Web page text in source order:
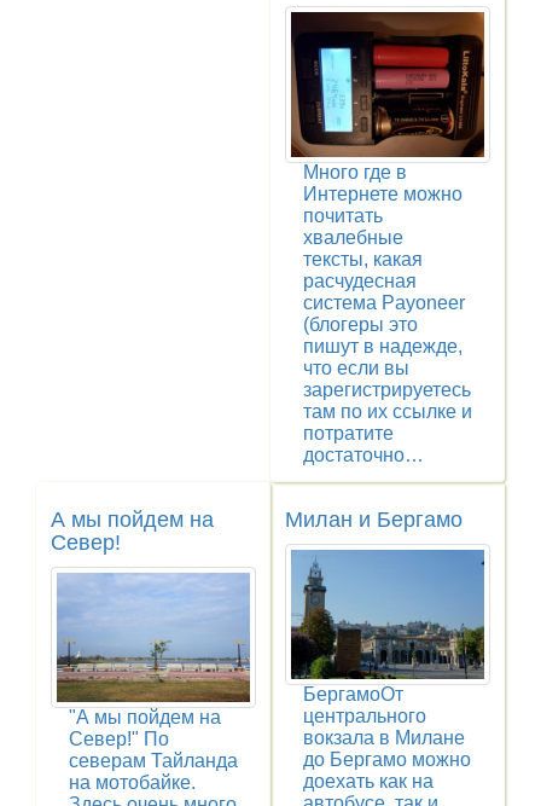
Много где в
Интернете можно
почитать
хвалебные
тексты, какая
расчудесная
система Payoneer
(блогеры это
пишут в надежде,
что если вы
зарегистрируетесь
там по их ссылке и
потратите
достаточно…
А мы пойдем на
Север!
"А мы пойдем на
Север!" По
северам Тайланда
на мотобайке.
Милан и Бергамо
БергамоОт
центрального
вокзала в Милане
до Бергамо можно
доехать как на